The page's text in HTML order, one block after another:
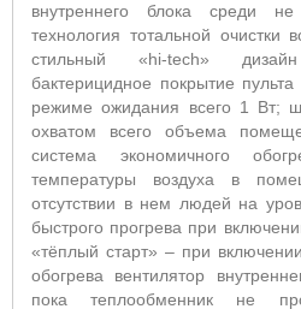
внутреннего блока среди
технология тотальной очистки
стильный «hi-tech»
бактерицидное покрытие
режиме ожидания всего 1 Вт;
охватом всего объема
система экономичного
температуры воздуха в
отсутствии в нем людей на
быстрого прогрева при
«тёплый старт» – при
обогрева вентилятор
пока теплообменник не